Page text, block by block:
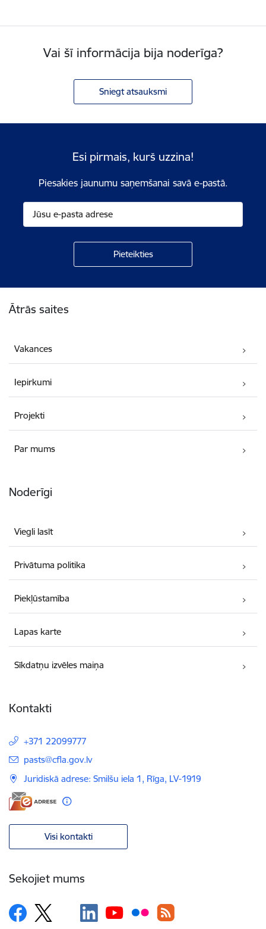
Vai šī informācija bija noderīga?
Sniegt atsauksmi
Esi pirmais, kurš uzzina!
Piesakies jaunumu saņemšanai savā e-pastā.
Ātrās saites
Vakances
Iepirkumi
Projekti
Par mums
Noderīgi
Viegli lasīt
Privātuma politika
Piekļūstamība
Lapas karte
Sīkdatņu izvēles maiņa
Kontakti
+371 22099777
E-pasts:
pasts@cfla.gov.lv
Juridiskā adrese: Smilšu iela 1, Rīga, LV-1919
Visi kontakti
Sekojiet mums